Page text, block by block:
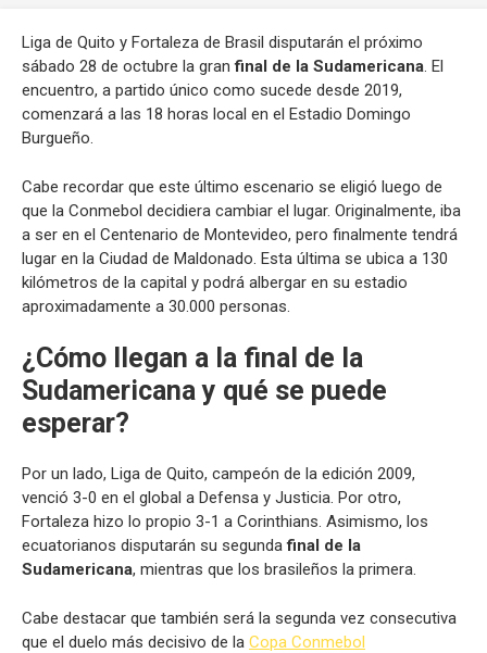
Liga de Quito y Fortaleza de Brasil disputarán el próximo
sábado 28 de octubre la granfinal de la Sudamericana. El
encuentro, a partido único como sucede desde 2019,
comenzará a las 18 horas local en el Estadio Domingo
Burgueño.
Cabe recordar que este último escenario se eligió luego de
que la Conmebol decidiera cambiar el lugar. Originalmente, iba
a ser en el Centenario de Montevideo, pero finalmente tendrá
lugar en la Ciudad de Maldonado. Esta última se ubica a 130
kilómetros de la capital y podrá albergar en su estadio
aproximadamente a 30.000 personas.
¿Cómo llegan a la final de la
Sudamericanay qué se puede
esperar?
Por un lado, Liga de Quito, campeón de la edición 2009,
venció 3-0 en el global a Defensa y Justicia. Por otro,
Fortaleza hizo lo propio 3-1 a Corinthians. Asimismo, los
ecuatorianos disputarán su segundafinal de la
Sudamericana, mientras que los brasileños la primera.
Cabe destacar que también será la segunda vez consecutiva
que el duelo más decisivo de la Copa Conmebol